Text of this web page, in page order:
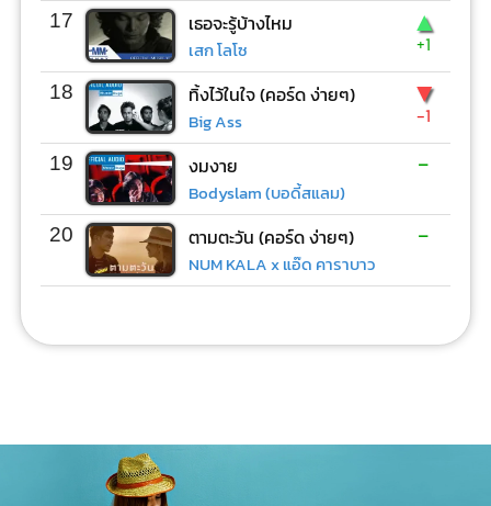
17 เธอจะรู้บ้างไหม
เสก โลโซ
▲
+1
18 ทิ้งไว้ในใจ (คอร์ด ง่ายๆ)
Big Ass
▼
-1
19 งมงาย
Bodyslam (บอดี้สแลม)
-
20 ตามตะวัน (คอร์ด ง่ายๆ)
NUM KALA x แอ๊ด คาราบาว
-